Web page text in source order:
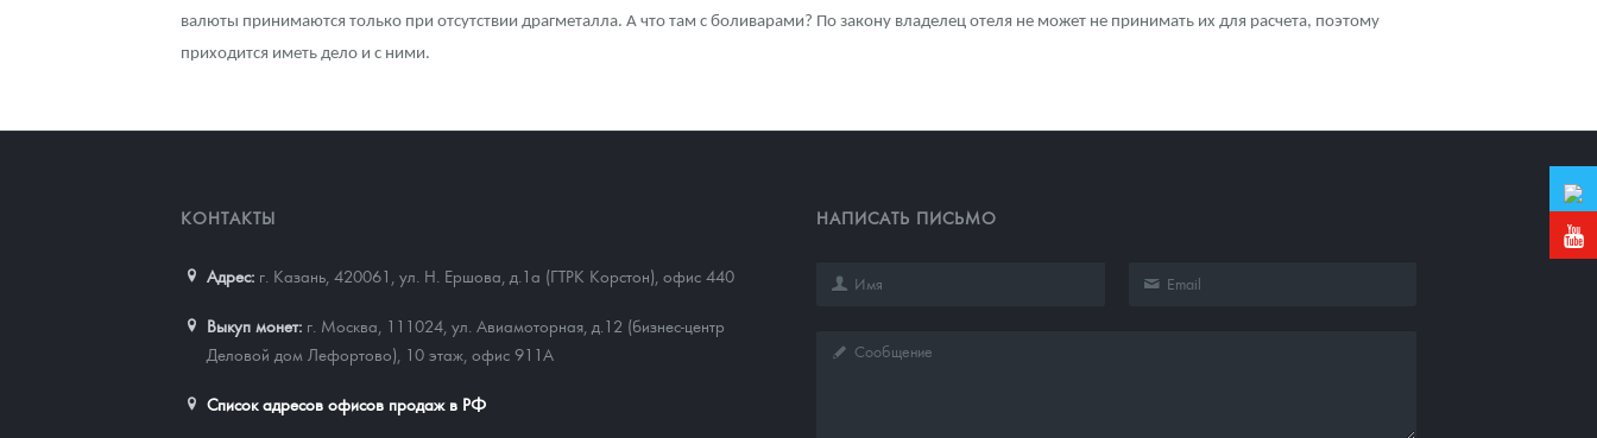
валюты принимаются только при отсутствии драгметалла. А что там с боливарами? По закону владелец отеля не может не принимать их для расчета, поэтому
приходится иметь дело и с ними.
КОНТАКТЫ
Адрес: г. Казань, 420061 ул. Н. Ершова, д.1а (ГТРК Корстон), офис 440
Выкуп монет: г. Москва, 111024, ул. Авиамоторная, д.12 (бизнес-центр
Деловой дом Лефортово), 10 этаж, офис 911А
Список адресов офисов продаж в РФ
НАПИСАТЬ ПИСЬМО